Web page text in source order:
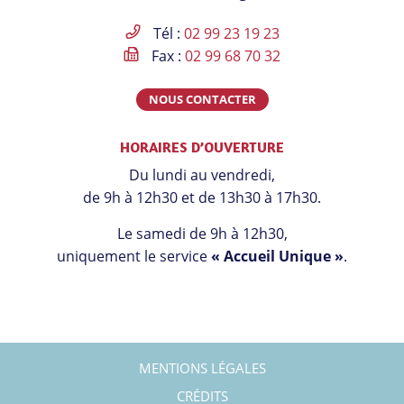
Facebook
Instagram
LinkedinYoutube
Tél : 02 99 23 19 23
Fax : 02 99 68 70 32
NOUS CONTACTER
HORAIRES D’OUVERTURE
Du lundi au vendredi,
de 9h à 12h30 et de 13h30 à 17h30.
Le samedi de 9h à 12h30,
uniquement le service« Accueil Unique ».
MENTIONS LÉGALES
CRÉDITS